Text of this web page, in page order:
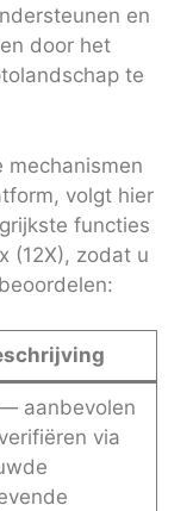
en
door het
te
mechanismen
volgt hier
functies
(12X), zodat u
aanbevolen
via